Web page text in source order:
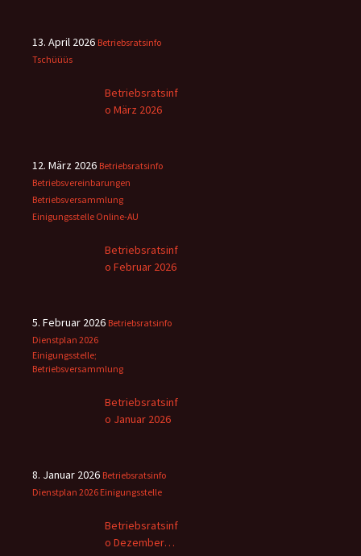
13. April 2026 Betriebsratsinfo
Tschüüüs
Betriebsratsinf
o März 2026
12. März 2026 Betriebsratsinfo
Betriebsvereinbarungen
Betriebsversammlung
Einigungsstelle Online-AU
Betriebsratsinf
o Februar 2026
5. Februar 2026 Betriebsratsinfo
Dienstplan 2026
Einigungsstelle;
Betriebsversammlung
Betriebsratsinf
o Januar 2026
8. Januar 2026 Betriebsratsinfo
Dienstplan 2026 Einigungsstelle
Betriebsratsinf
o Dezember